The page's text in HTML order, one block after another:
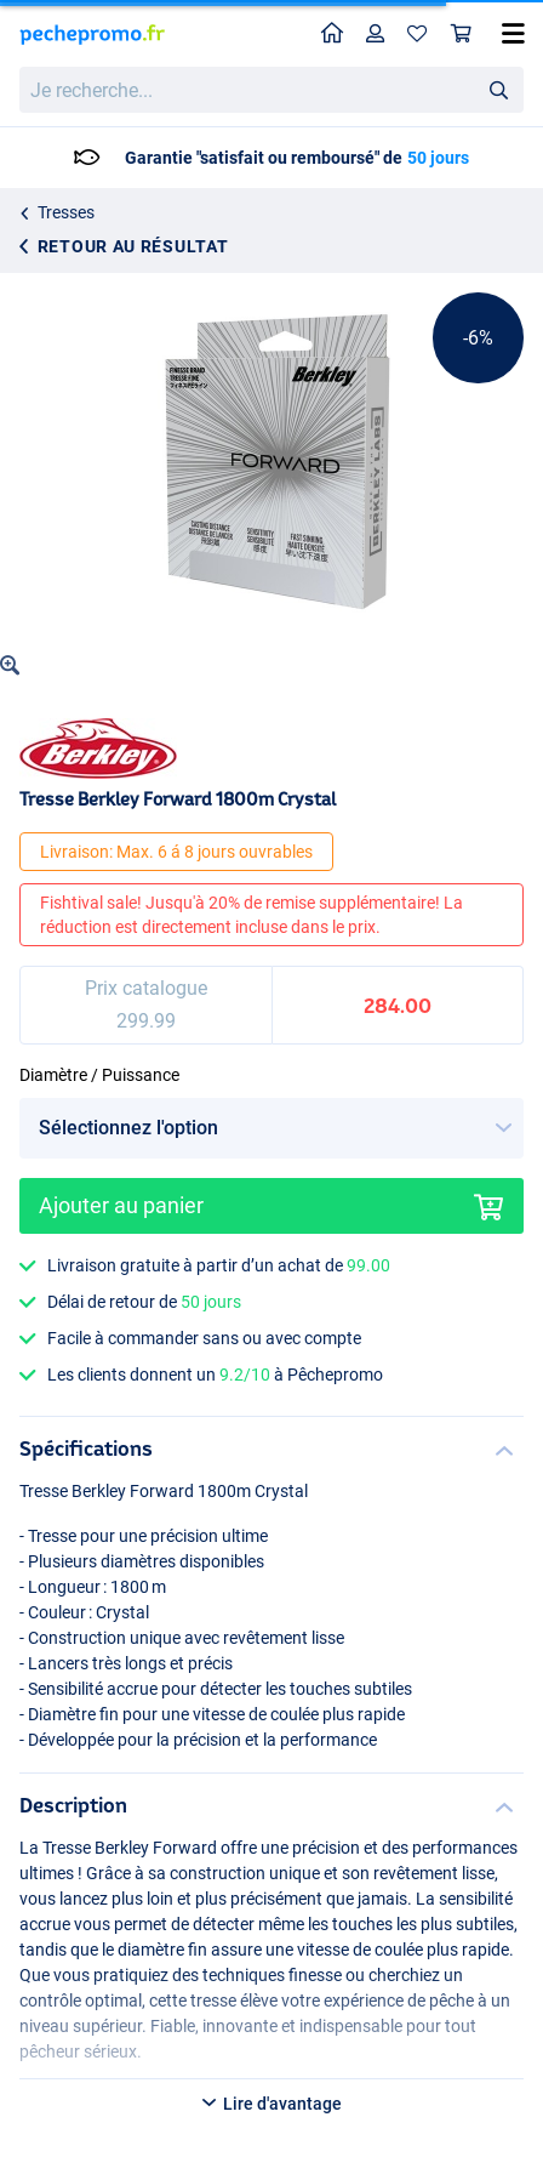
recherche...
HomeProfil
Garantie "satisfait ou remboursé" de 50 jours
Tresses
RETOUR AU RÉSULTAT
Tresse Berkley Forward 1800m Crystal
-6%
Tresse Berkley Forward 1800m Crystal
Livraison: Max. 6 á 8 jours ouvrables
Fishtival sale! Jusqu'à 20% de remise supplémentaire! La
réduction est directement incluse dans le prix.
Prix catalogue
299.99
284.00
Diamètre / Puissance
Ajouter au panier
Livraison gratuite à partir d’un achat de99.00
Délai de retour de 50 jours
Facile à commander sans ou avec compte
Les clients donnent un9.2/10 à Pêchepromo
Spécifications
Tresse Berkley Forward 1800m Crystal
- Tresse pour une précision ultime
- Plusieurs diamètres disponibles
- Longueur : 1800 m
- Couleur : Crystal
- Construction unique avec revêtement lisse
- Lancers très longs et précis
- Sensibilité accrue pour détecter les touches subtiles
- Diamètre fin pour une vitesse de coulée plus rapide
- Développée pour la précision et la performance
Description
La Tresse Berkley Forward offre une précision et des performances
ultimes ! Grâce à sa construction unique et son revêtement lisse,
vous lancez plus loin et plus précisément que jamais. La sensibilité
accrue vous permet de détecter même les touches les plus subtiles,
tandis que le diamètre fin assure une vitesse de coulée plus rapide.
Que vous pratiquiez des techniques finesse ou cherchiez un
contrôle optimal, cette tresse élève votre expérience de pêche à un
niveau supérieur. Fiable, innovante et indispensable pour tout
pêcheur sérieux.
Lire d'avantage